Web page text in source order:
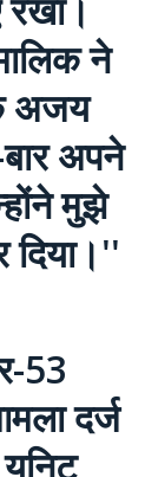
ने
अजय
अपने
मुझे
53
दर्ज